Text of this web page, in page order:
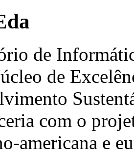
de
de
com o
americana e